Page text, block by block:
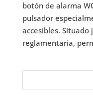
botón de alarma
pulsador
accesibles.
reglamentaria,